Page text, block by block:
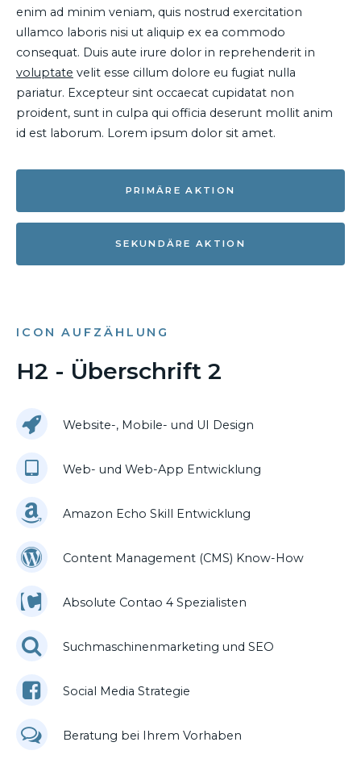
enim ad minim veniam, quis nostrud exercitation
ullamco laboris nisi ut aliquip ex ea commodo
consequat. Duis aute irure dolor in reprehenderit in
voluptate velit esse cillum dolore eu fugiat nulla
pariatur. Excepteur sint occaecat cupidatat non
proident, sunt in culpa qui officia deserunt mollit anim
id est laborum. Lorem ipsum dolor sit amet.
PRIMÄRE AKTION
SEKUNDÄRE AKTION
ICON AUFZÄHLUNG
H2 - Überschrift 2
Website-, Mobile- und UI Design
Web- und Web-App Entwicklung
Amazon Echo Skill Entwicklung
Content Management (CMS) Know-How
Absolute Contao 4 Spezialisten
Suchmaschinenmarketing und SEO
Social Media Strategie
Beratung bei Ihrem Vorhaben